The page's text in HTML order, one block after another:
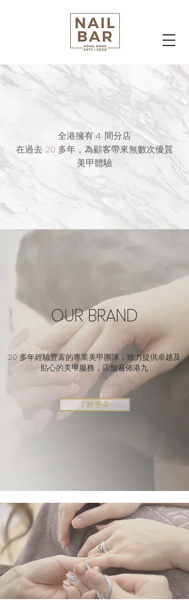
全港擁有 4 間分店
在過去 20 多年， 為顧客帶來無數次優質
美甲體驗
OUR BRAND
20 多年經驗​豐富的專業美甲團隊， 致力提供卓越及
貼心的美甲服務，店舗遍佈港九
了解更多